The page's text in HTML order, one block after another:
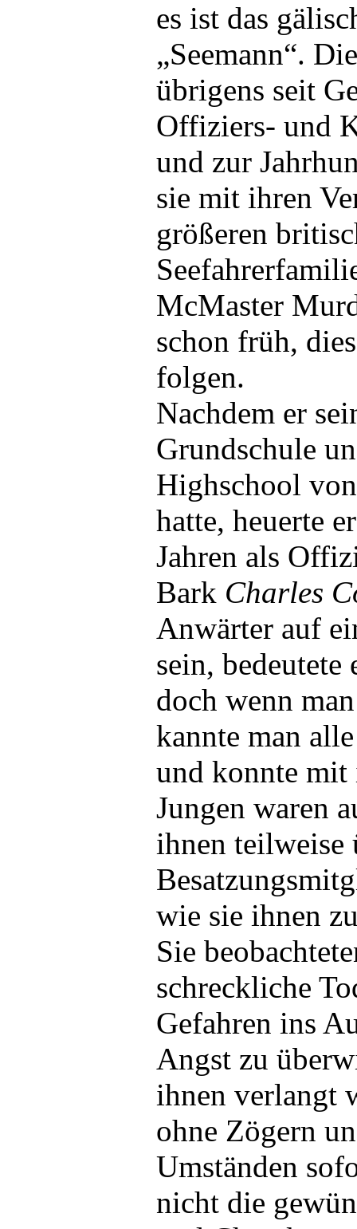
es ist das
„Seemann“.
übrigens seit
Offiziers- und
und zur
sie mit ihren
größeren
McMaster
schon früh,
folgen.
Nachdem er
Grundschule
Highschool
hatte, heuerte
Jahren als
Bark Charles
Anwärter auf
sein, bedeutete
doch wenn
kannte man
und konnte mit
Jungen waren
ihnen teilweise
wie sie ihnen
Sie
schreckliche
Gefahren ins
Angst zu
ihnen verlangt
ohne Zögern
Umständen
nicht die